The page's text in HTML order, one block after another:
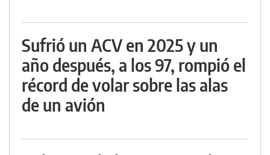
Sufrió un ACV en 2025 y un
año después, a los 97, rompió el
récord de volar sobre las alas
de un avión